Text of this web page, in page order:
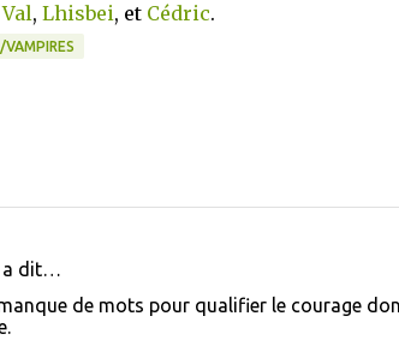
Val, Lhisbei, et Cédric.
a dit…
de mots pour qualifier le courage